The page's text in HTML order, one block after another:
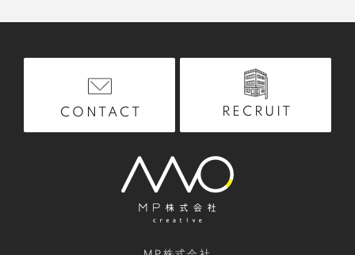
CONTACT RECRUIT